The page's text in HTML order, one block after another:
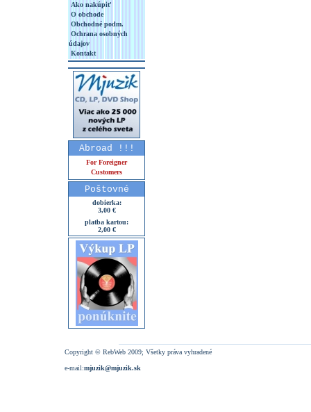
Ako nakúpiť
O obchode
Obchodné podm.
Ochrana osobných
údajov
Kontakt
Abroad !!!
For Foreigner
Customers
Poštovné
dobierka:
3,00 €
platba kartou:
2,00 €
Copyright © RebWeb 2009; Všetky práva vyhradené
e-mail:mjuzik@mjuzik.sk